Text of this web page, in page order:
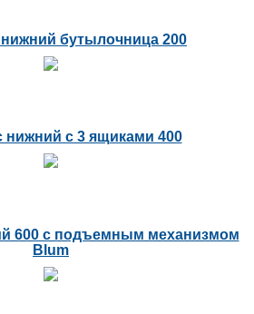
бутылочница 200
с 3 ящиками 400
600 с подъемным механизмом
Blum